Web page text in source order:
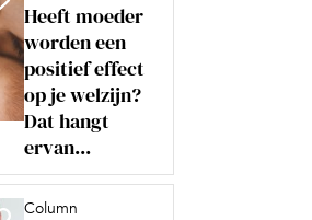
Heeft moeder
worden een
positief effect
op je welzijn?
Dat hangt
ervan...
Column